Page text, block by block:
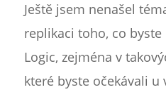
Ještě jsem nenašel
replikaci toho, co byste
Logic, zejména v
které byste očekávali